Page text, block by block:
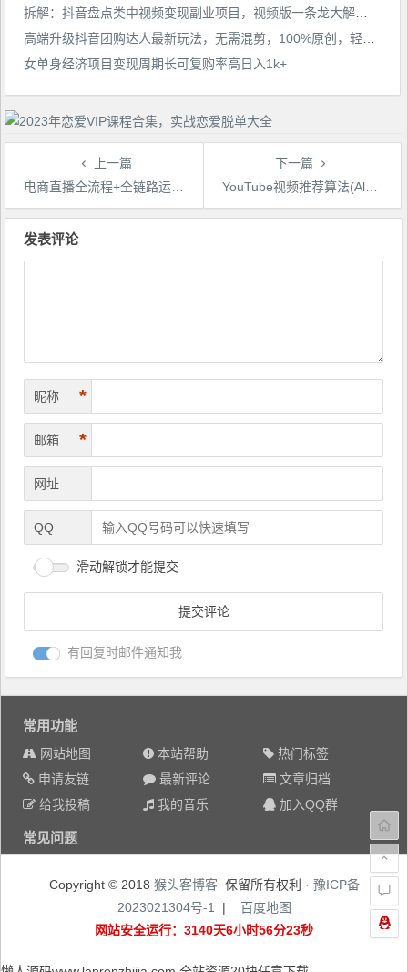
女单身经济项目变现周期长可复购率高日入1k+
上一篇
电商直播全流程+全链路运营实操+主播提升培训精讲系统课
下一篇
YouTube视频推荐算法(Algorithm)详解YouTube推荐机制，帮你获得更多流量
文
发表评论
昵称 *
邮箱 *
网址
QQ
滑动解锁才能提交
有回复时邮件通知我
常用功能
网站地图 本站帮助
热门标签
申请友链
最新评论
文章归档
给我投稿
我的音乐 加入QQ群
常见问题
Copyright © 2018 猴头客博客保留所有权利 · 豫ICP备
2023021304号-1
|
百度地图
网站安全运行：3140天6小时56分24秒